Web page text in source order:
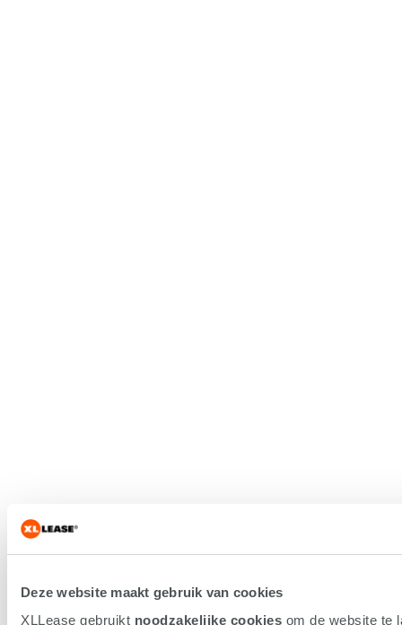
Deze website maakt gebruik van cookies
XLLease gebruikt noodzakelijke cookies om de website te